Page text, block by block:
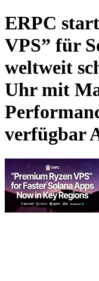
ERPC
VPS” für
weltweit
Uhr mit
verfügbar